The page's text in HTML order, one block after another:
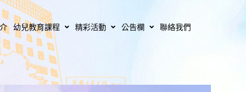
幼兒教育課程 精彩活動 公告欄 聯絡我們